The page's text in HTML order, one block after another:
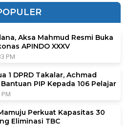
Aksa Mahmud Resmi Buka
APINDO XXXV
PM
1 DPRD Takalar, Achmad
PIP Kepada 106 Pelajar
Perkuat Kapasitas 30
Eliminasi TBC